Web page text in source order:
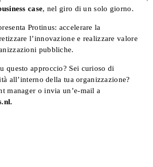
case, nel giro di un solo giorno.
Protinus: accelerare la
l’innovazione e realizzare valore
pubbliche.
questo approccio? Sei curioso di
all’interno della tua organizzazione?
manager o invia un’e-mail a